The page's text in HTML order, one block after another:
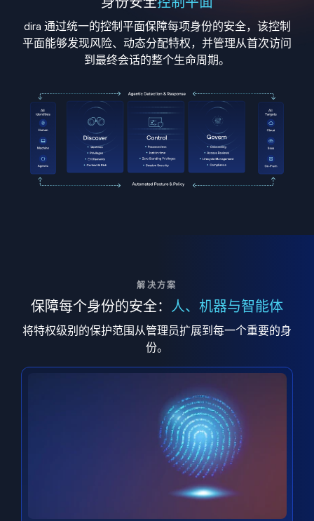
dira 通过统一的控制平面保障每项身份的安全，该控制
平面能够发现风险、动态分配特权，并管理从首次访问
到最终会话的整个生命周期。
解决方案
保障每个身份的安全： 人、机器与智能体
将特权级别的保护范围从管理员扩展到每一个重要的身
份。